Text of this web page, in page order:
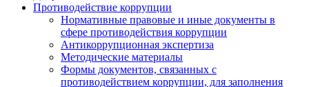
Противодействие коррупции
Нормативные правовые и иные документы в
сфере противодействия коррупции
Антикоррупционная экспертиза
Методические материалы
Формы документов, связанных с
противодействием коррупции, для заполнения